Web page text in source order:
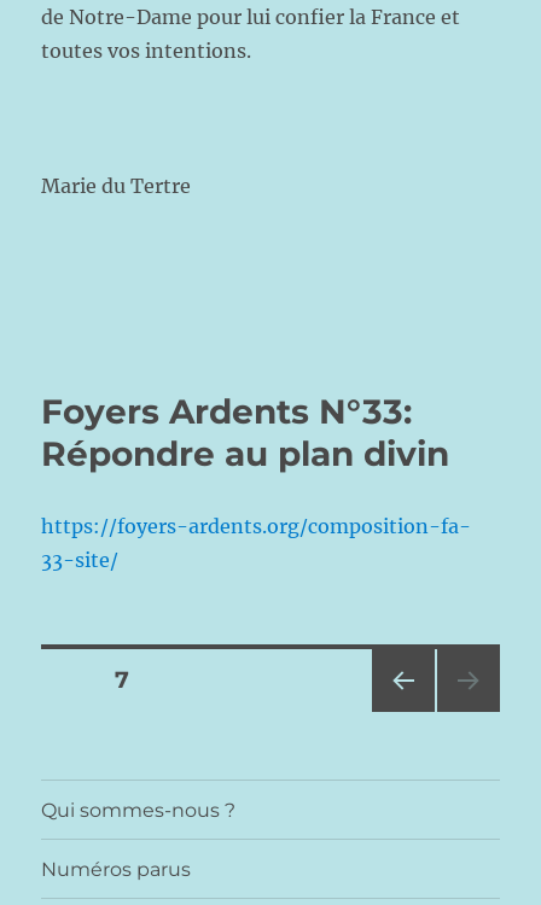
de Notre-Dame pour lui confier la France et
toutes vos intentions.
Marie du Tertre
Foyers Ardents N°33:
Répondre au plan divin
https://foyers-ardents.org/composition-fa-
33-site/
Pagination
publications
E
PAGE7
Qui sommes-nous ?
Numéros parus